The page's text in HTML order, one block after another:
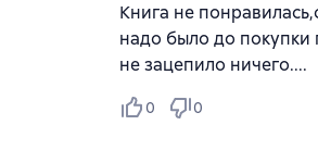
Книга не
надо было до покупки
не зацепило ничего....
0 0